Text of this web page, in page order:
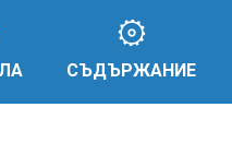
СЪДЪРЖАНИЕ